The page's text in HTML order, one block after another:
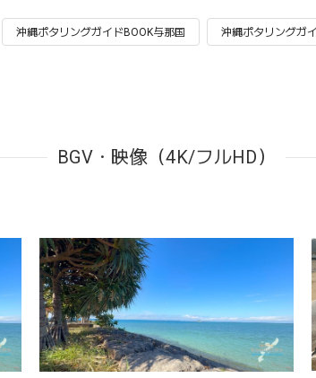
沖縄ポタリングガイドBOOK与那国 沖縄ポタリングガ
BGV・映像（4K/フルHD）